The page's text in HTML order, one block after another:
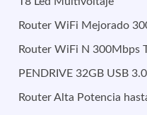
Router WiFi Mejorado
Router WiFi N 300Mbps
PENDRIVE 32GB USB
Router Alta Potencia